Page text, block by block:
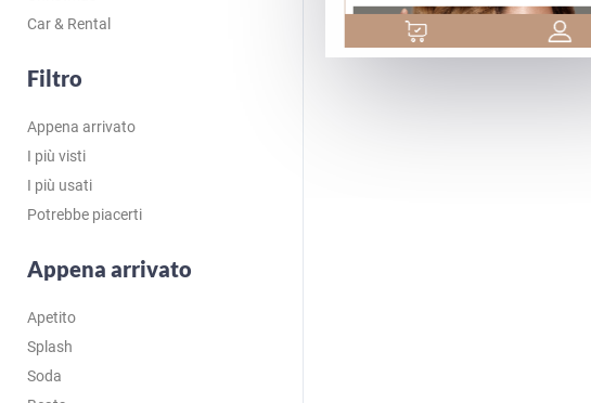
Car & Rental
Filtro
Appena arrivato
I più visti
I più usati
Potrebbe piacerti
Appena arrivato
Apetito
Splash
Soda